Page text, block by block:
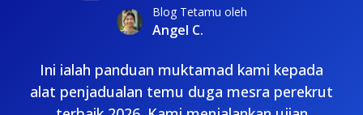
Blog Tetamu oleh
Angel C.
Ini ialah panduan muktamad kami kepada
alat penjadualan temu duga mesra perekrut